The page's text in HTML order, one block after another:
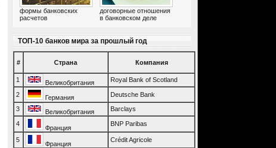
формы банковских
расчетов
договорные отношения
в банковском деле
ТОП-10 банков мира за прошлый год
# Страна Компания
1 Великобритания Royal Bank of Scotland
2 Германия
Deutsche Bank
3
Великобритания Barclays
4
Франция
BNP Paribas
5
Франция
Crédit Agricole